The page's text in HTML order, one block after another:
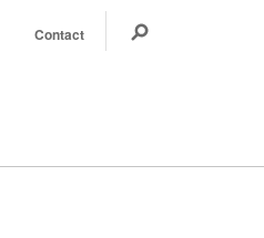
Contact